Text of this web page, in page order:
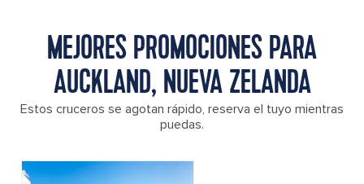
MEJORES PROMOCIONES PARA
AUCKLAND, NUEVA ZELANDA
Estos cruceros se agotan rápido, reserva el tuyo mientras
puedas.